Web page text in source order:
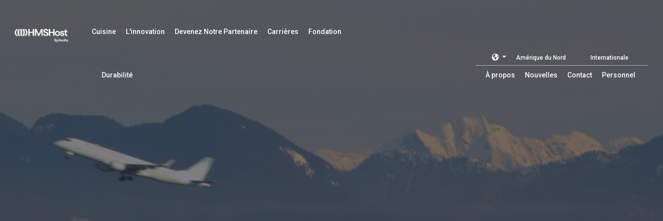
Cuisine L'innovation Devenez Notre Partenaire Carrières Fondation
Durabilité À propos Nouvelles Contact Personnel
Amérique du Nord Internationale